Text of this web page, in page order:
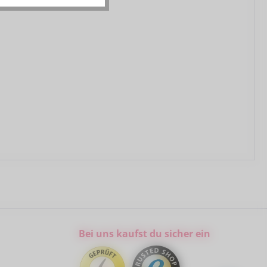
Bei uns kaufst du sicher ein